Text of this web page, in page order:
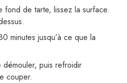
fond de tarte, lissez la surface.
minutes jusqu’à ce que la
démouler, puis refroidir
couper.